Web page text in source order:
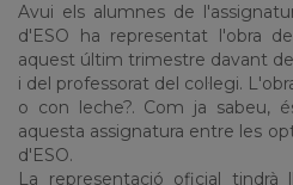
Avui els alumnes de
d'ESO ha representat l'obra
aquest últim trimestre davant
i del professorat del col·legi.
o con leche?. Com ja sabeu,
aquesta assignatura entre les
d'ESO.
La representació oficial tindrà